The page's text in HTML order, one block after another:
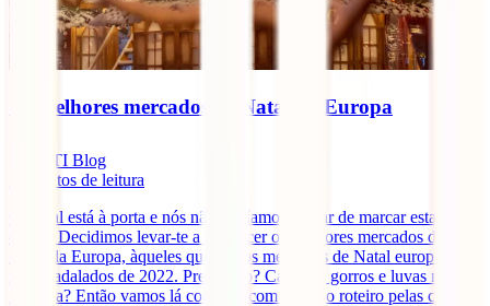
Os melhores mercados de Natal da Europa
IATI Blog
minutos de leitura
O Natal está à porta e nós não podíamos deixar de marcar esta
época. Decidimos levar-te a conhecer os melhores mercados de
Natal da Europa, àqueles que são os mercados de Natal europeus
mais badalados de 2022. Preparado? Casacos, gorros e luvas na
mochila? Então vamos lá começar com o nosso roteiro pelas cidades